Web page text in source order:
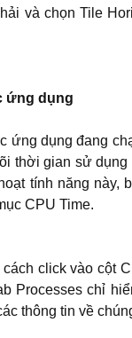
và chọn Tile
ứng dụng
ứng dụng đang
thời gian sử
tính năng này,
CPU Time.
click vào cột
Processes chỉ
thông tin về